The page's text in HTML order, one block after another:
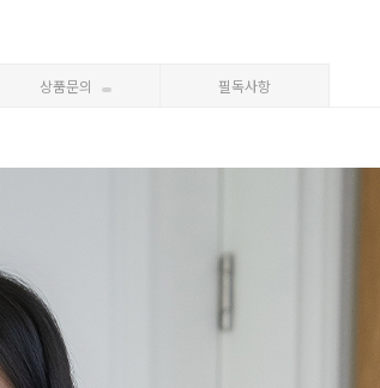
상품문의 필독사항